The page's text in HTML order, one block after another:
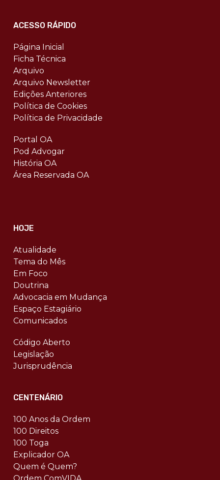
ACESSO RÁPIDO
Página Inicial
Ficha Técnica
Arquivo
Arquivo Newsletter
Edições Anteriores
Política de Cookies
Política de Privacidade
Portal OA
Pod Advogar
História OA
Área Reservada OA
HOJE
Atualidade
Tema do Mês
Em Foco
Doutrina
Advocacia em Mudança
Espaço Estagiário
Comunicados
Código Aberto
Legislação
Jurisprudência
CENTENÁRIO
100 Anos da Ordem
100 Direitos
100 Toga
Explicador OA
Quem é Quem?